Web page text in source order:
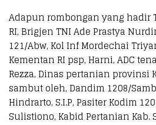
Adapun rombongan yang hadir
RI, Brigjen TNI Ade Prastya
121/Abw, Kol Inf Mordechai
Kementan RI psp, Harni, ADC
Rezza, Dinas pertanian provinsi
sambut oleh, Dandim 1208/
Hindrarto, S.I.P, Pasiter Kodim
Sulistiono, Kabid Pertanian Kab.